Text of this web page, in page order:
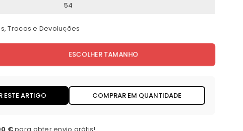
54
Trocas e Devoluções
ESCOLHER TAMANHO
ESTE ARTIGO COMPRAR EM QUANTIDADE